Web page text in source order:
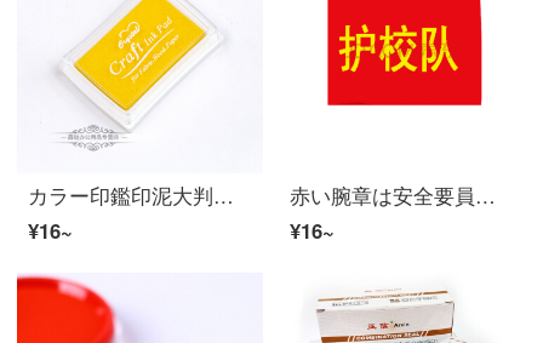
カラー印鑑印泥大判の指サック印台の金の黒い長方形の印油黄色
¥16~
赤い腕章は安全要員の治安パトロール当番の腕章をカスタマイズできます。
¥16~